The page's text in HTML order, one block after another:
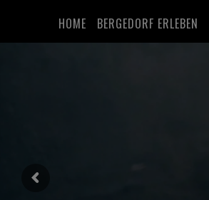
HOME BERGEDORF ERLEBEN